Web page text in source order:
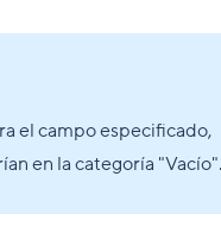
el campo especificado,
en la categoría "Vacío".